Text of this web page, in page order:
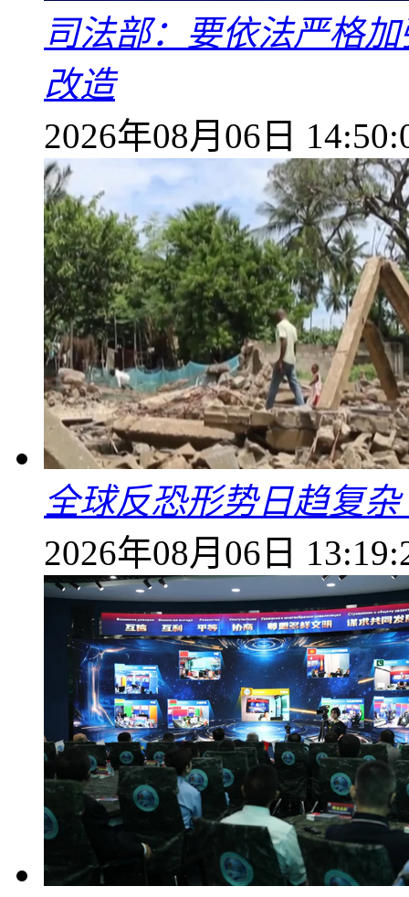
司法部：要依法严格
改造
2026年08月06日
全球反恐形势日趋复
2026年08月06日